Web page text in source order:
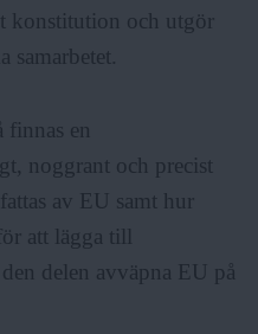
konstitution och utgör
samarbetet.
en
noggrant och precist
av EU samt hur
att lägga till
delen avväpna EU på